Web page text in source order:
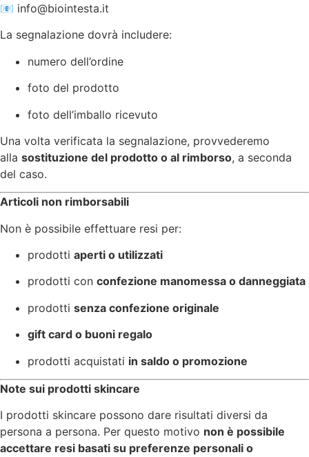
📧 info@biointesta.it
La segnalazione dovrà includere:
numero dell’ordine
foto del prodotto
foto dell’imballo ricevuto
Una volta verificata la segnalazione, provvederemo
alla sostituzione del prodotto o al rimborso, a seconda
del caso.
Articoli non rimborsabili
Non è possibile effettuare resi per:
prodotti aperti o utilizzati
prodotti con confezione manomessa o danneggiata
prodotti senza confezione originale
gift card o buoni regalo
prodotti acquistati in saldo o promozione
Note sui prodotti skincare
I prodotti skincare possono dare risultati diversi da
persona a persona. Per questo motivo non è possibile
accettare resi basati su preferenze personali o